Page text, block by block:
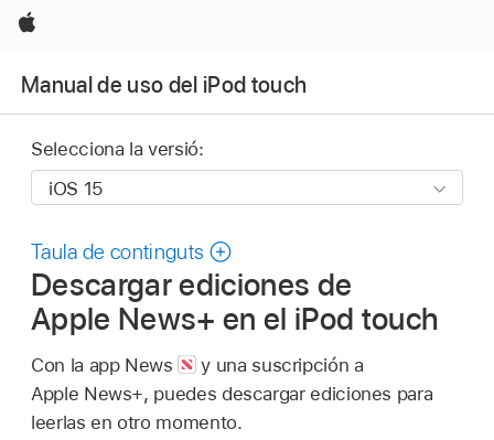
Apple
Manual de uso del iPod touch
Selecciona la versió:
Taula de continguts
Descargar ediciones de
Apple News+ en el iPod touch
Con la app News
y una suscripción a
Apple News+, puedes descargar ediciones para
leerlas en otro momento.